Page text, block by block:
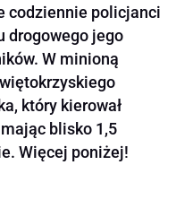
codziennie policjanci
drogowego jego
W minioną
który kierował
blisko 1,5
Więcej poniżej!